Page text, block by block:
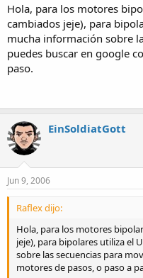
Hola, para los motores
cambiados jeje), para
mucha información sobre
puedes buscar en google
paso.
EinSoldiatGott
Jun 9, 2006
Raflex dijo:
Hola, para los motores
jeje), para bipolares utiliza el
sobre las secuencias para
motores de pasos, o paso a